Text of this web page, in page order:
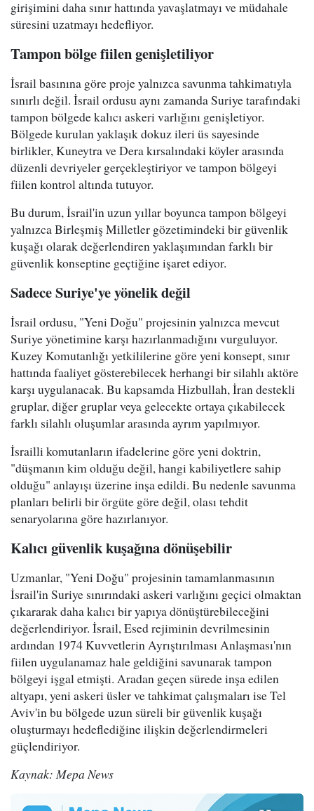
girişimini daha sınır hattında yavaşlatmayı ve müdahale
süresini uzatmayı hedefliyor.
Tampon bölge fiilen genişletiliyor
İsrail basınına göre proje yalnızca savunma tahkimatıyla
sınırlı değil. İsrail ordusu aynı zamanda Suriye tarafındaki
tampon bölgede kalıcı askeri varlığını genişletiyor.
Bölgede kurulan yaklaşık dokuz ileri üs sayesinde
birlikler, Kuneytra ve Dera kırsalındaki köyler arasında
düzenli devriyeler gerçekleştiriyor ve tampon bölgeyi
fiilen kontrol altında tutuyor.
Bu durum, İsrail'in uzun yıllar boyunca tampon bölgeyi
yalnızca Birleşmiş Milletler gözetimindeki bir güvenlik
kuşağı olarak değerlendiren yaklaşımından farklı bir
güvenlik konseptine geçtiğine işaret ediyor.
Sadece Suriye'ye yönelik değil
İsrail ordusu, "Yeni Doğu" projesinin yalnızca mevcut
Suriye yönetimine karşı hazırlanmadığını vurguluyor.
Kuzey Komutanlığı yetkililerine göre yeni konsept, sınır
hattında faaliyet gösterebilecek herhangi bir silahlı aktöre
karşı uygulanacak. Bu kapsamda Hizbullah, İran destekli
gruplar, diğer gruplar veya gelecekte ortaya çıkabilecek
farklı silahlı oluşumlar arasında ayrım yapılmıyor.
İsrailli komutanların ifadelerine göre yeni doktrin,
"düşmanın kim olduğu değil, hangi kabiliyetlere sahip
olduğu" anlayışı üzerine inşa edildi. Bu nedenle savunma
planları belirli bir örgüte göre değil, olası tehdit
senaryolarına göre hazırlanıyor.
Kalıcı güvenlik kuşağına dönüşebilir
Uzmanlar, "Yeni Doğu" projesinin tamamlanmasının
İsrail'in Suriye sınırındaki askeri varlığını geçici olmaktan
çıkararak daha kalıcı bir yapıya dönüştürebileceğini
değerlendiriyor. İsrail, Esed rejiminin devrilmesinin
ardından 1974 Kuvvetlerin Ayrıştırılması Anlaşması'nın
fiilen uygulanamaz hale geldiğini savunarak tampon
bölgeyi işgal etmişti. Aradan geçen sürede inşa edilen
altyapı, yeni askeri üsler ve tahkimat çalışmaları ise Tel
Aviv'in bu bölgede uzun süreli bir güvenlik kuşağı
oluşturmayı hedeflediğine ilişkin değerlendirmeleri
güçlendiriyor.
Kaynak: Mepa News